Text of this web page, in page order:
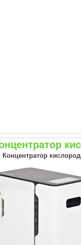
Концентратор